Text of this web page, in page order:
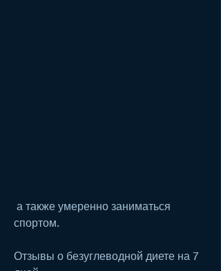
спортом.
Отзывы о безуглеводной диете на 7